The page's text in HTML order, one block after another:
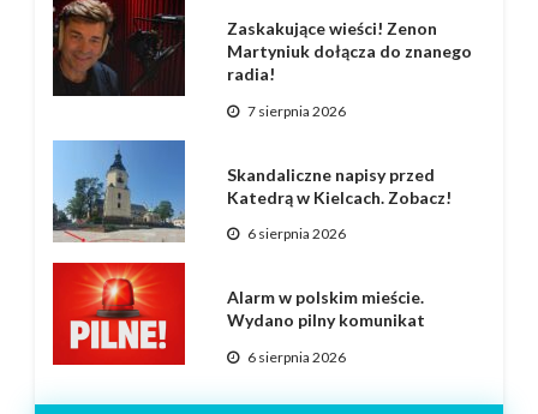
Zaskakujące wieści! Zenon
Martyniuk dołącza do znanego
radia!
7 sierpnia 2026
Skandaliczne napisy przed
Katedrą w Kielcach. Zobacz!
6 sierpnia 2026
Alarm w polskim mieście.
Wydano pilny komunikat
6 sierpnia 2026